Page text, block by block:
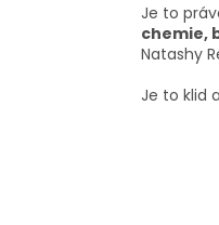
Je to
chemie,
Natashy
Je to klid